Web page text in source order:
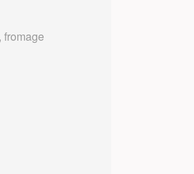
fromage